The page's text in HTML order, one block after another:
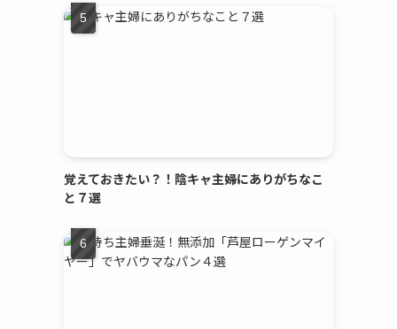
覚えておきたい？！陰キャ主婦にありがちなこ
と７選